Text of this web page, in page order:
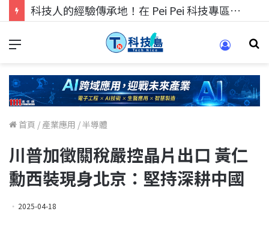
科技人的經驗傳承地！在 Pei Pei 科技專區，與學弟妹交流最硬核的技術
首頁 / 產業應用 /半導體
川普加徵關稅嚴控晶片出口 黃仁
勳西裝現身北京：堅持深耕中國
2025-04-18